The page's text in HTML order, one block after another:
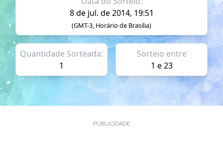
8 de jul. de 2014, 19:51
(GMT-3, Horário de Brasilia)
Quantidade Sorteada:
1
Sorteio entre
1 e 23
PUBLICIDADE